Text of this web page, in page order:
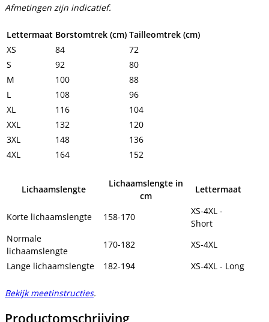
Afmetingen zijn indicatief.
Lettermaat Borstomtrek (cm) Tailleomtrek (cm)
XS
84
72
S
92
80
M
100
88
L
108
96
XL
116
104
XXL
132
120
3XL
148
136
4XL
164 152
Lichaamslengte
Lichaamslengte in
cm
Lettermaat
Korte lichaamslengte 158-170
XS-4XL -
Short
Normale
lichaamslengte
170-182
XS-4XL
Lange lichaamslengte
182-194 XS-4XL - Long
Bekijk meetinstructies.
Productomschrijving